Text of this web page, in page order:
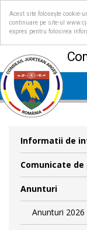
Acest site folosește
continuare pe site-ul
expres pentru folosirea
Informatii de
Comunicate de
Anunturi
Anunturi 2026